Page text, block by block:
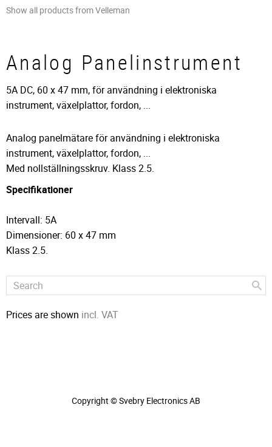
Show all products from Velleman
Analog Panelinstrument
5A DC, 60 x 47 mm, för användning i elektroniska
instrument, växelplattor, fordon, ...
Analog panelmätare för användning i elektroniska
instrument, växelplattor, fordon, ...
Med nollställningsskruv. Klass 2.5.
Specifikationer
Intervall: 5A
Dimensioner: 60 x 47 mm
Klass 2.5.
Prices are shown incl. VAT
Copyright © Svebry Electronics AB